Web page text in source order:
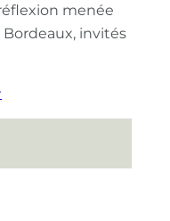
menée
Bordeaux, invités